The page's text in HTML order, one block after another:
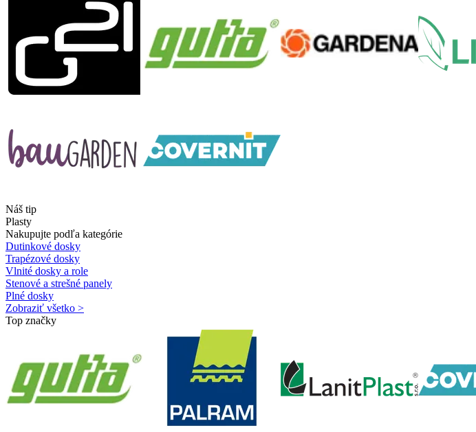
Náš tip
Plasty
Nakupujte podľa kategórie
Dutinkové dosky
Trapézové dosky
Vlnité dosky a role
Stenové a strešné panely
Plné dosky
Zobraziť všetko >
Top značky